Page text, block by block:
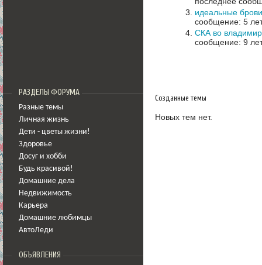
РАЗДЕЛЫ ФОРУМА
Разные темы
Личная жизнь
Дети - цветы жизни!
Здоровье
Досуг и хобби
Будь красивой!
Домашние дела
Недвижимость
Карьера
Домашние любимцы
АвтоЛеди
ОБЪЯВЛЕНИЯ
идеальные брови
сообщение: 5
СКА во
сообщение: 9
Созданные темы
Новых тем нет.